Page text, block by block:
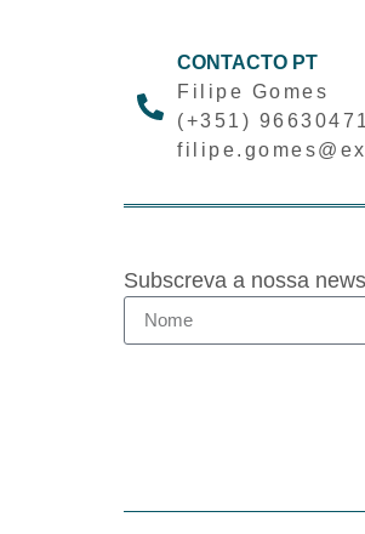
CONTACTO PT
Filipe Gomes
(+351)
Subscreva a nossa